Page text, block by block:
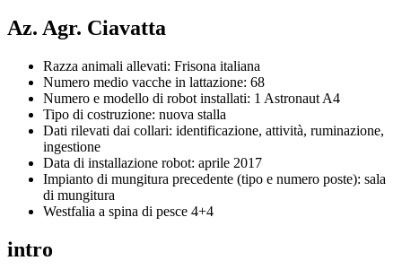
Az. Agr. Ciavatta
Razza animali allevati: Frisona italiana
Numero medio vacche in lattazione: 68
Numero e modello di robot installati: 1 Astronaut A4
Tipo di costruzione: nuova stalla
Dati rilevati dai collari: identificazione, attività, ruminazione,
ingestione
Data di installazione robot: aprile 2017
Impianto di mungitura precedente (tipo e numero poste): sala
di mungitura
Westfalia a spina di pesce 4+4
intro